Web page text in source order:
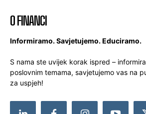
O FINANCI
Informiramo. Savjetujemo. Educiramo.
S nama ste uvijek korak ispred –
poslovnim temama, savjetujemo vas na
za uspjeh!